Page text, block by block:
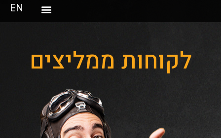
EN
לקוחות ממליצים